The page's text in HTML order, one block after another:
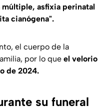
asfixia perinatal
cianógena".
el cuerpo de la
por lo que el velorio
de 2024.
su funeral